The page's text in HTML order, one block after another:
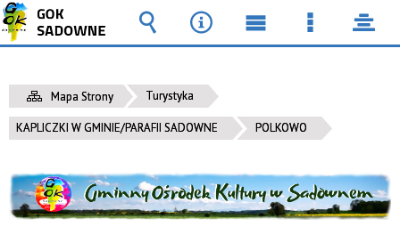
Mapa Strony Turystyka
KAPLICZKI W GMINIE/PARAFII SADOWNE POLKOWO
Wyszukiwarka
Narzędzia
MenuMenu